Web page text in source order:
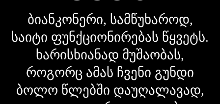
ბიანკონერი, სამწუხაროდ,
საიტი ფუნქციონირებას წყვეტს.
ხარისხიანად მუშაობას,
როგორც ამას ჩვენი გუნდი
ბოლო წლებში დაუღალავად,